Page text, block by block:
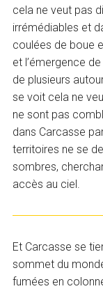
cela ne veut pas
irrémédiables et
coulées de boue
et l’émergence
de plusieurs
se voit cela ne
ne sont pas
dans Carcasse
territoires ne se
sombres,
accès au ciel.
Et Carcasse se
sommet du
fumées en